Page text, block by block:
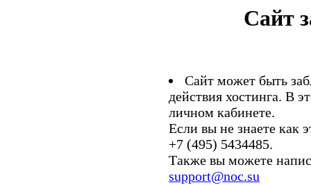
Сайт
Сайт может быть
действия хостинга. В
личном кабинете.
Если вы не знаете как
+7 (495) 5434485.
Также вы можете
support@noc.su